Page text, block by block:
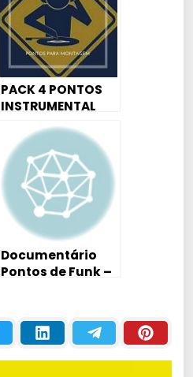
PACK 4 PONTOS
INSTRUMENTAL
Documentário
Pontos de Funk –